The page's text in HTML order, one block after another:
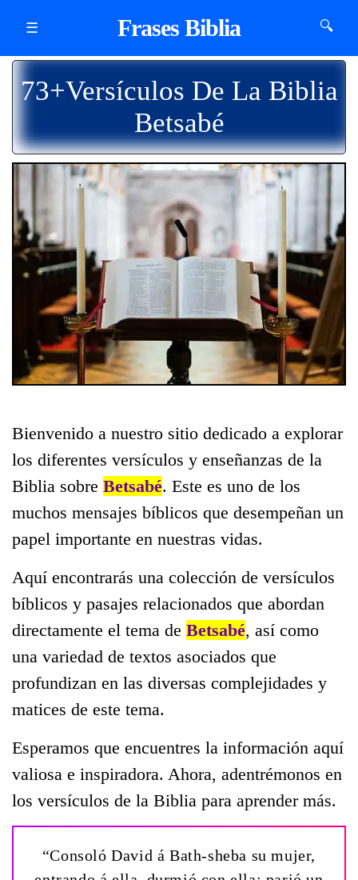
☰ Frases Biblia 🔍
73+Versículos De La Biblia
Betsabé
Bienvenido a nuestro sitio dedicado a explorar
los diferentes versículos y enseñanzas de la
Biblia sobre Betsabé. Este es uno de los
muchos mensajes bíblicos que desempeñan un
papel importante en nuestras vidas.
Aquí encontrarás una colección de versículos
bíblicos y pasajes relacionados que abordan
directamente el tema de Betsabé, así como
una variedad de textos asociados que
profundizan en las diversas complejidades y
matices de este tema.
Esperamos que encuentres la información aquí
valiosa e inspiradora. Ahora, adentrémonos en
los versículos de la Biblia para aprender más.
“Consoló David á Bath-sheba su mujer,